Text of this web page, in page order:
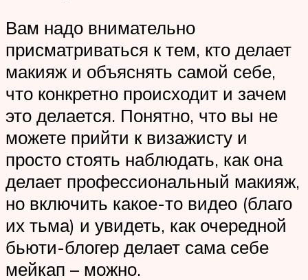
Вам надо внимательно
присматриваться к тем, кто делает
макияж и объяснять самой себе,
что конкретно происходит и зачем
это делается. Понятно, что вы не
можете прийти к визажисту и
просто стоять наблюдать, как она
делает профессиональный макияж,
но включить какое-то видео (благо
их тьма) и увидеть, как очередной
бьюти-блогер делает сама себе
мейкап – можно.